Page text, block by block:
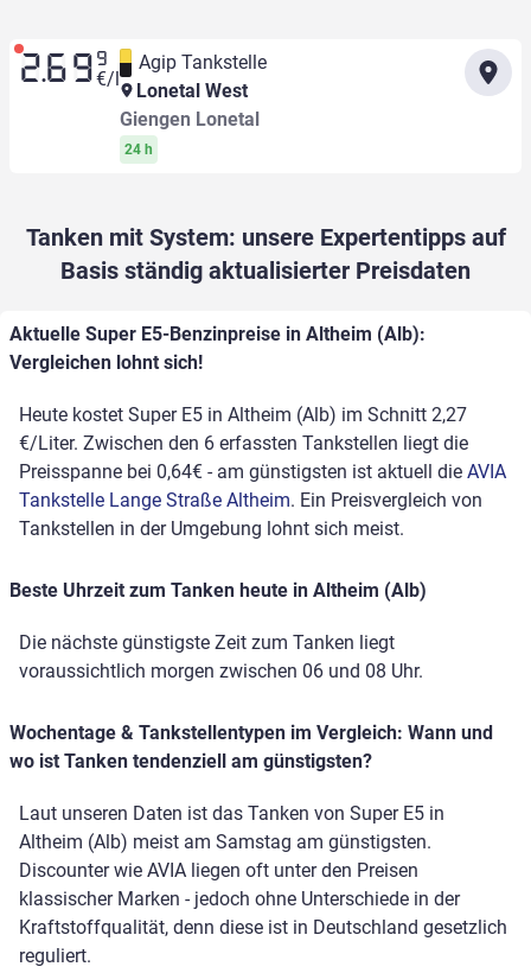
2.69 9
€/l
Agip Tankstelle
Lonetal West
Giengen Lonetal
24 h
Tanken mit System: unsere Expertentipps auf
Basis ständig aktualisierter Preisdaten
Aktuelle Super E5-Benzinpreise in Altheim (Alb):
Vergleichen lohnt sich!
Heute kostet Super E5 in Altheim (Alb) im Schnitt 2,27
€/Liter. Zwischen den 6 erfassten Tankstellen liegt die
Preisspanne bei 0,64€ - am günstigsten ist aktuell die AVIA
Tankstelle Lange Straße Altheim. Ein Preisvergleich von
Tankstellen in der Umgebung lohnt sich meist.
Beste Uhrzeit zum Tanken heute in Altheim (Alb)
Die nächste günstigste Zeit zum Tanken liegt
voraussichtlich morgen zwischen 06 und 08 Uhr.
Wochentage & Tankstellentypen im Vergleich: Wann und
wo ist Tanken tendenziell am günstigsten?
Laut unseren Daten ist das Tanken von Super E5 in
Altheim (Alb) meist am Samstag am günstigsten.
Discounter wie AVIA liegen oft unter den Preisen
klassischer Marken - jedoch ohne Unterschiede in der
Kraftstoffqualität, denn diese ist in Deutschland gesetzlich
reguliert.